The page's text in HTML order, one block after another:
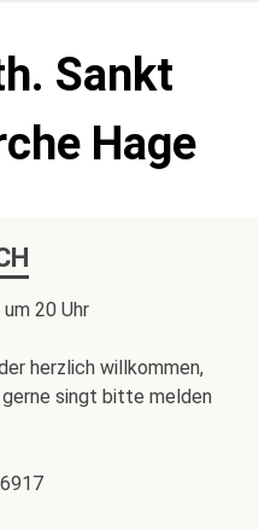
Sankt
Hage
20 Uhr
herzlich willkommen,
singt bitte melden